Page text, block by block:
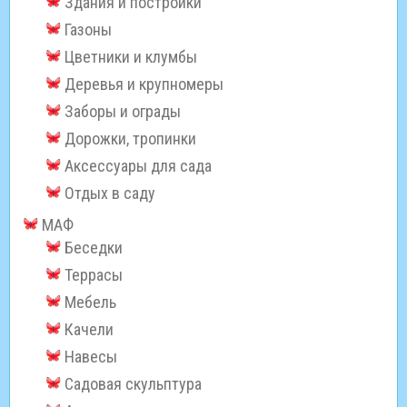
Газоны
Цветники и клумбы
Деревья и крупномеры
Заборы и ограды
Дорожки, тропинки
Аксессуары для сада
Отдых в саду
МАФ
Беседки
Террасы
Мебель
Качели
Навесы
Садовая скульптура